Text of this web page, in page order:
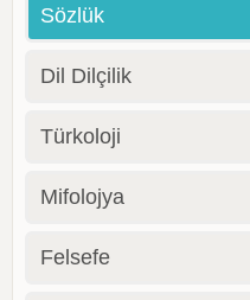
Sözlük
Dil Dilçilik
Türkoloji
Mifolojya
Felsefe